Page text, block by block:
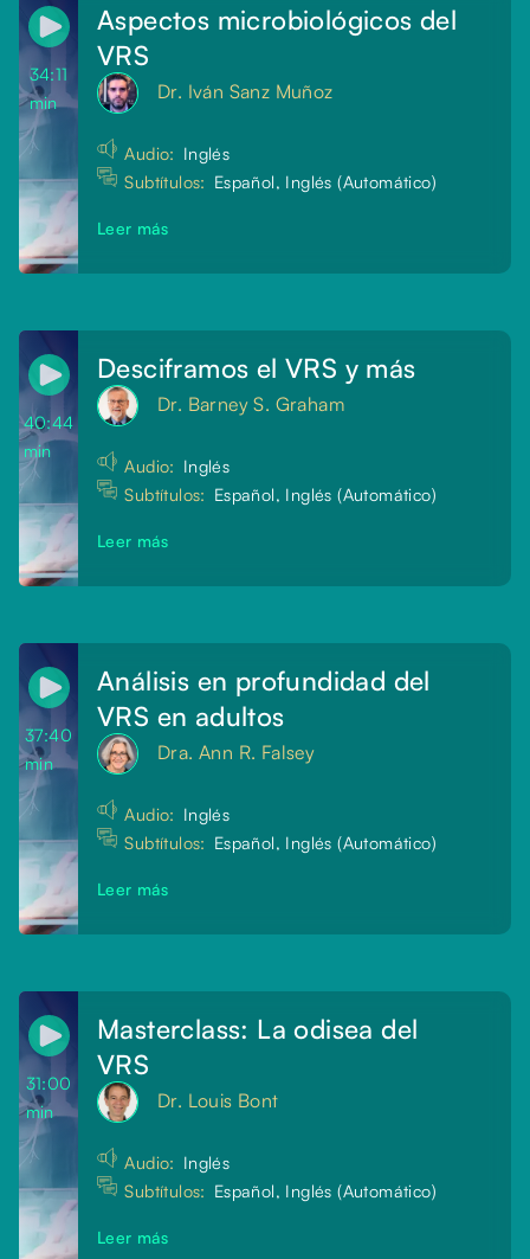
34:11
min
Aspectos microbiológicos del
VRS
Dr. Iván Sanz Muñoz
Audio: Inglés
Subtítulos: Español, Inglés (Automático)
Leer más
40:44
min
Desciframos el VRS y más
Dr. Barney S. Graham
Audio: Inglés
Subtítulos: Español, Inglés (Automático)
Leer más
37:40
min
Análisis en profundidad del
VRS en adultos
Dra. Ann R. Falsey
Audio: Inglés
Subtítulos: Español, Inglés (Automático)
Leer más
31:00
min
Masterclass: La odisea del
VRS
Dr. Louis Bont
Audio: Inglés
Subtítulos: Español, Inglés (Automático)
Leer más